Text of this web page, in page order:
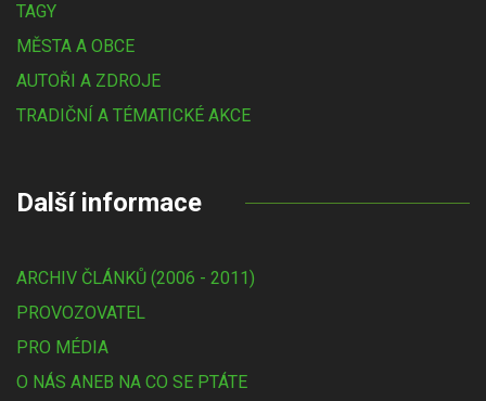
TAGY
MĚSTA A OBCE
AUTOŘI A ZDROJE
TRADIČNÍ A TÉMATICKÉ AKCE
Další informace
ARCHIV ČLÁNKŮ (2006 - 2011)
PROVOZOVATEL
PRO MÉDIA
O NÁS ANEB NA CO SE PTÁTE